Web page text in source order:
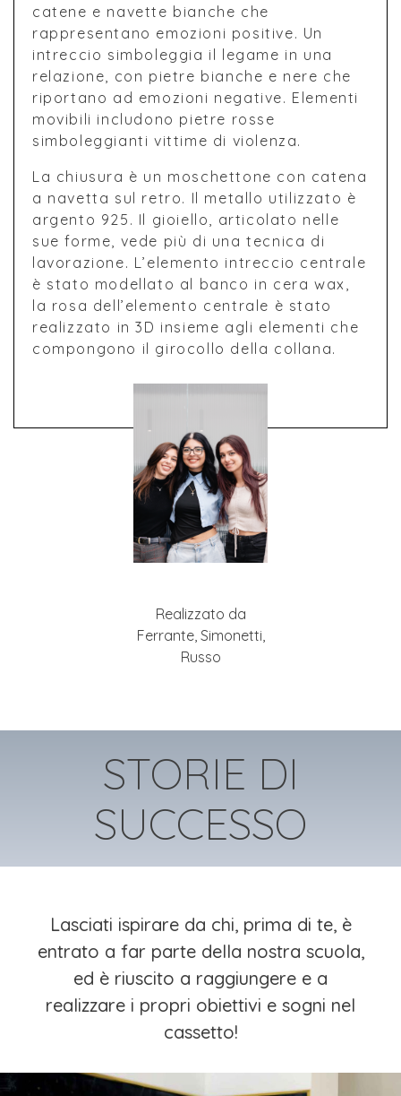
catene e navette bianche che
rappresentano emozioni positive. Un
intreccio simboleggia il legame in una
relazione, con pietre bianche e nere che
riportano ad emozioni negative. Elementi
movibili includono pietre rosse
simboleggianti vittime di violenza.
La chiusura è un moschettone con catena
a navetta sul retro. Il metallo utilizzato è
argento 925. Il gioiello, articolato nelle
sue forme, vede più di una tecnica di
lavorazione. L’elemento intreccio centrale
è stato modellato al banco in cera wax,
la rosa dell’elemento centrale è stato
realizzato in 3D insieme agli elementi che
compongono il girocollo della collana.
Realizzato da
Ferrante, Simonetti,
Russo
STORIE DI
SUCCESSO
Lasciati ispirare da chi, prima di te, è
entrato a far parte della nostra scuola,
ed è riuscito a raggiungere e a
realizzare i propri obiettivi e sogni nel
cassetto!